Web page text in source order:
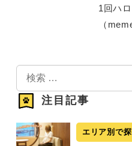
1回ハ
（
検
索
注目記事
エリア別で